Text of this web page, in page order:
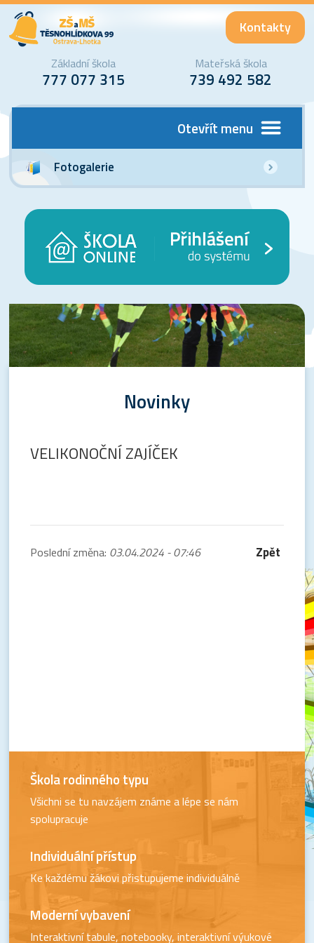
Kontakty
Základní škola
777 077 315
Mateřská škola
739 492 582
Otevřít menu
Fotogalerie
Novinky
VELIKONOČNÍ ZAJÍČEK
Poslední změna: 03.04.2024 - 07:46 Zpět
Škola rodinného typu
Všichni se tu navzájem známe a lépe se nám
spolupracuje
Individuální přístup
Ke každému žákovi přistupujeme individuálně
Moderní vybavení
Interaktivní tabule, notebooky, interaktivní výukové